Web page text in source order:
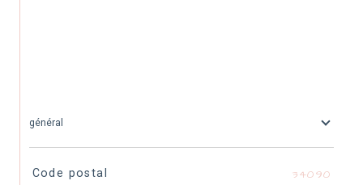
général
TRAD_SIROCCO_Caracteristique
Code postal 34090